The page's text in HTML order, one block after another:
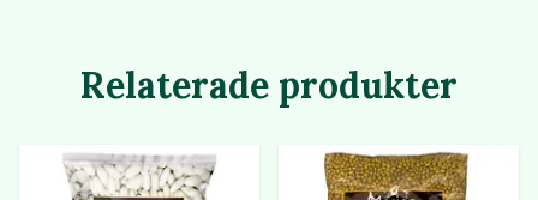
Relaterade produkter